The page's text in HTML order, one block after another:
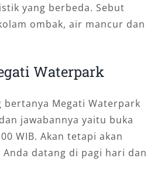
yang berbeda. Sebut
ombak, air mancur dan
Waterpark
bertanya Megati Waterpark
jawabannya yaitu buka
WIB. Akan tetapi akan
datang di pagi hari dan